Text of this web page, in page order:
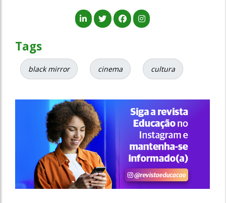
Tags
black mirror cinema cultura